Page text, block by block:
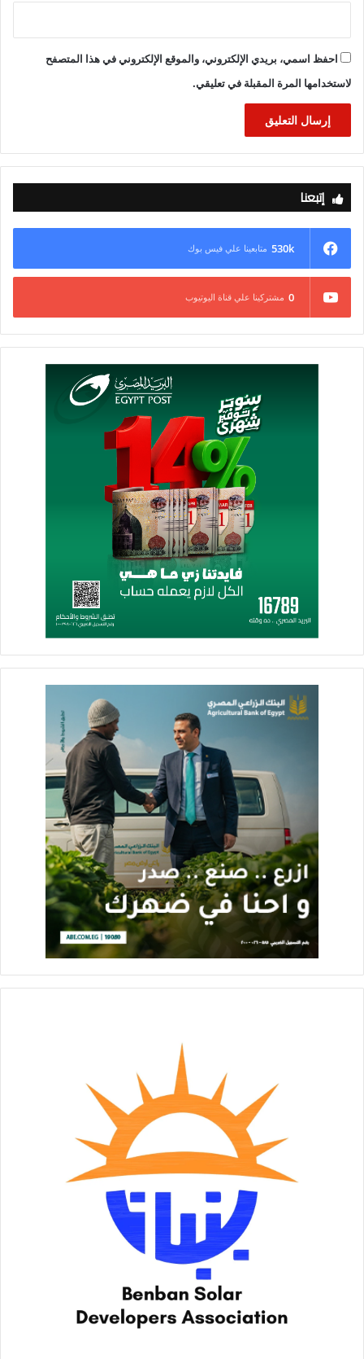
احفظ اسمي، بريدي الإلكتروني، والموقع الإلكتروني في هذا المتصفح
لاستخدامها المرة المقبلة في تعليقي.
إتبعنا
530k متابعينا علي فيس بوك
0 مشتركينا علي قناة اليوتيوب